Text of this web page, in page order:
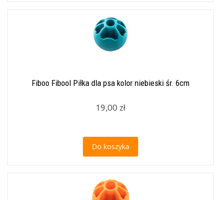
Fiboo Fibool Piłka dla psa kolor niebieski śr. 6cm
19,00 zł
Do koszyka